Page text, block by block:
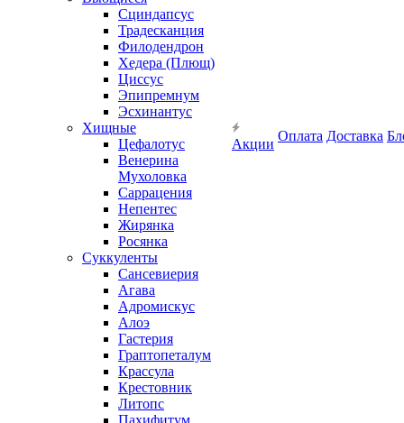
Сциндапсус
Традесканция
Филодендрон
Хедера (Плющ)
Циссус
Эпипремнум
Эсхинантус
Хищные
Цефалотус
Венерина
Мухоловка
Саррацения
Непентес
Жирянка
Росянка
Суккуленты
Сансевиерия
Агава
Адромискус
Алоэ
Гастерия
Граптопеталум
Крассула
Крестовник
Литопс
Пахифитум
Акции
Оплата Доставка